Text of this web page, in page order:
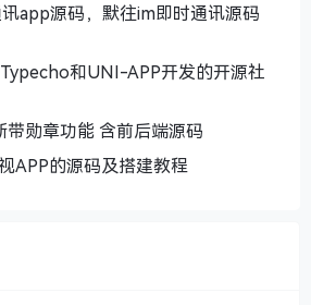
app源码，默往im即时通讯源码
和UNI-APP开发的开源社
勋章功能 含前后端源码
APP的源码及搭建教程